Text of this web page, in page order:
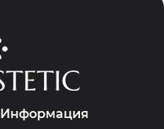
Информация